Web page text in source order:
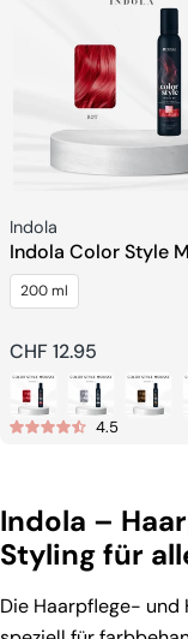
Verkäufer:
Indola
Indola Color Style
200 ml
Regulärer
Preis
CHF 12.95
4.5
Indola –
Styling für
Die Haarpflege- und